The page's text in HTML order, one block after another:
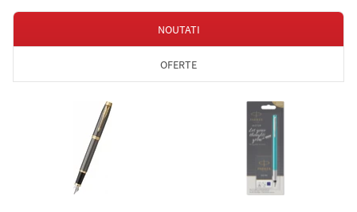
NOUTATI
OFERTE